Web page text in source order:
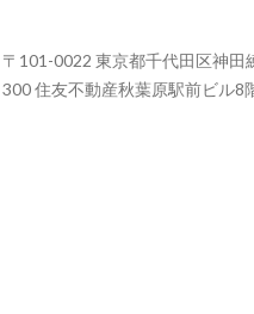
〒101-0022 東京都千代田区神田
300 住友不動産秋葉原駅前ビル8